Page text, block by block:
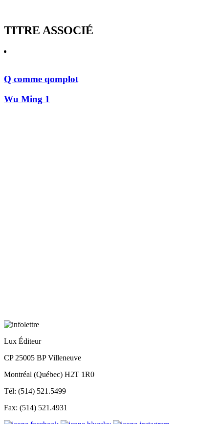
TITRE ASSOCIÉ
Q comme qomplot
Wu Ming 1
Lux Éditeur
CP 25005 BP Villeneuve
Montréal (Québec) H2T 1R0
Tél: (514) 521.5499
Fax: (514) 521.4931